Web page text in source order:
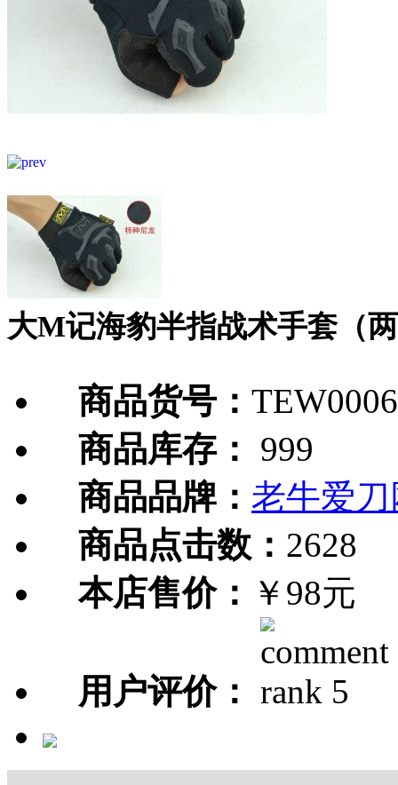
大M记海豹半指战术手套（
商品货号：
商品库存：
999
商品品牌： 老牛爱刀
商品点击数： 2628
本店售价： ￥98元
用户评价：